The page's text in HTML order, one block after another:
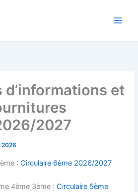
et
2027
2026
:Circulaire 6ème 2026/2027
4ème 3ème :Circulaire 5ème